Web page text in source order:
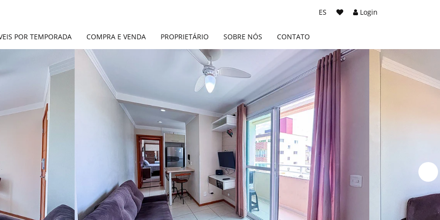
ES Login
POR TEMPORADA COMPRA E VENDA PROPRIETÁRIO SOBRE NÓS CONTATO